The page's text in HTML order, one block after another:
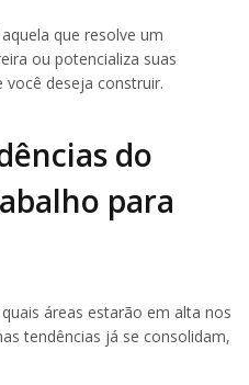
que resolve um
ou potencializa suas
deseja construir.
do
para
áreas estarão em alta nos
tendências já se consolidam,